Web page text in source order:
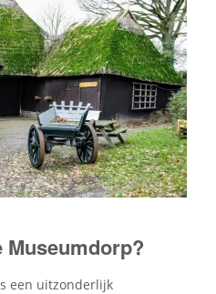
Museumdorp?
een uitzonderlijk